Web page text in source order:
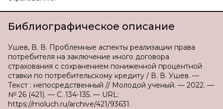
Библиографическое описание
Ушев, В. В. Проблемные аспекты реализации права
потребителя на заключение иного договора
страхования с сохранением пониженной процентной
ставки по потребительскому кредиту / В. В. Ушев. —
Текст : непосредственный // Молодой ученый. — 2022. —
№ 26 (421). — С. 134-135. — URL:
https://moluch.ru/archive/421/93631.